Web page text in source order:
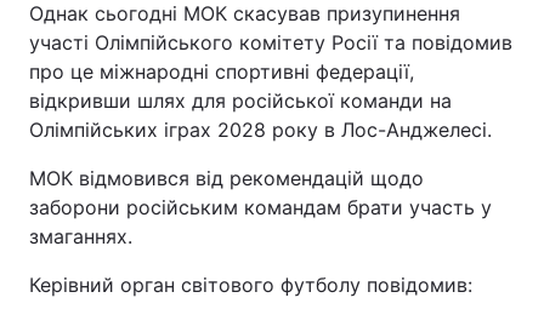
Однак сьогодні МОК скасував призупинення
участі Олімпійського комітету Росії та повідомив
про це міжнародні спортивні федерації,
відкривши шлях для російської команди на
Олімпійських іграх 2028 року в Лос-Анджелесі.
МОК відмовився від рекомендацій щодо
заборони російським командам брати участь у
змаганнях.
Керівний орган світового футболу повідомив: